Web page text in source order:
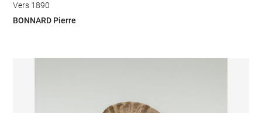
Vers 1890
BONNARD Pierre